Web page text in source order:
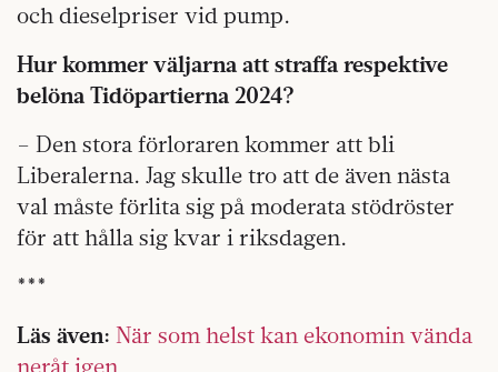
och dieselpriser vid pump.
Hur kommer väljarna att straffa respektive
belöna Tidöpartierna 2024?
– Den stora förloraren kommer att bli
Liberalerna. Jag skulle tro att de även nästa
val måste förlita sig på moderata stödröster
för att hålla sig kvar i riksdagen.
***
Läs även: När som helst kan ekonomin vända
neråt igen